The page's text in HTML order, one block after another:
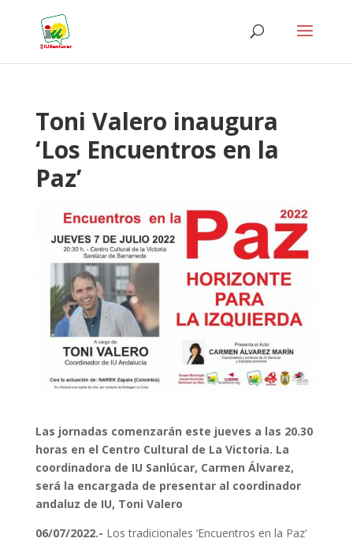
Toni Valero inaugura
‘Los Encuentros en la
Paz’
Las jornadas comenzarán este jueves a las 20.30
horas en el Centro Cultural de La Victoria. La
coordinadora de IU Sanlúcar, Carmen Álvarez,
será la encargada de presentar al coordinador
andaluz de IU, Toni Valero
06/07/2022.- Los tradicionales ‘Encuentros en la Paz’